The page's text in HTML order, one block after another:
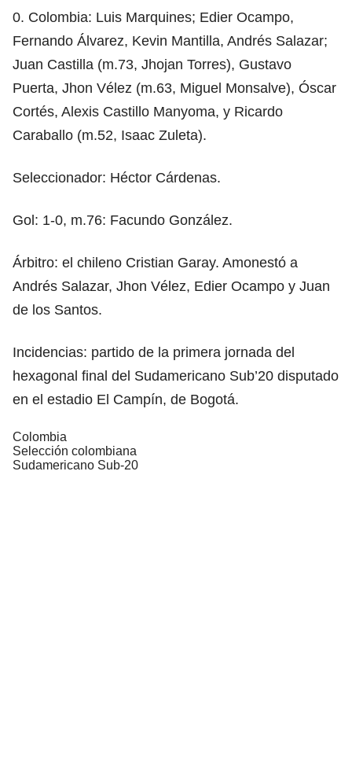
0. Colombia: Luis Marquines; Edier Ocampo,
Fernando Álvarez, Kevin Mantilla, Andrés Salazar;
Juan Castilla (m.73, Jhojan Torres), Gustavo
Puerta, Jhon Vélez (m.63, Miguel Monsalve), Óscar
Cortés, Alexis Castillo Manyoma, y Ricardo
Caraballo (m.52, Isaac Zuleta).
Seleccionador: Héctor Cárdenas.
Gol: 1-0, m.76: Facundo González.
Árbitro: el chileno Cristian Garay. Amonestó a
Andrés Salazar, Jhon Vélez, Edier Ocampo y Juan
de los Santos.
Incidencias: partido de la primera jornada del
hexagonal final del Sudamericano Sub’20 disputado
en el estadio El Campín, de Bogotá.
Colombia
Selección colombiana
Sudamericano Sub-20